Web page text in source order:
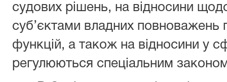
судових рішень, на відносини
суб’єктами владних повноважень
функцій, а також на відносини у
регулюються спеціальним